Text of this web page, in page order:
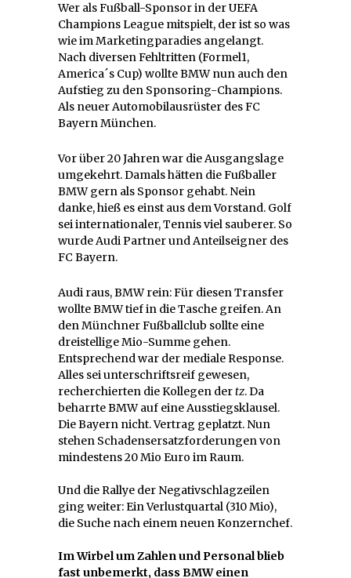
Wer als Fußball-Sponsor in der UEFA
Champions League mitspielt, der ist so was
wie im Marketingparadies angelangt.
Nach diversen Fehltritten (Formel1,
America´s Cup) wollte BMW nun auch den
Aufstieg zu den Sponsoring-Champions.
Als neuer Automobilausrüster des FC
Bayern München.
Vor über 20 Jahren war die Ausgangslage
umgekehrt. Damals hätten die Fußballer
BMW gern als Sponsor gehabt. Nein
danke, hieß es einst aus dem Vorstand. Golf
sei internationaler, Tennis viel sauberer. So
wurde Audi Partner und Anteilseigner des
FC Bayern.
Audi raus, BMW rein: Für diesen Transfer
wollte BMW tief in die Tasche greifen. An
den Münchner Fußballclub sollte eine
dreistellige Mio-Summe gehen.
Entsprechend war der mediale Response.
Alles sei unterschriftsreif gewesen,
recherchierten die Kollegen dertz. Da
beharrte BMW auf eine Ausstiegsklausel.
Die Bayern nicht. Vertrag geplatzt. Nun
stehen Schadensersatzforderungen von
mindestens 20 Mio Euro im Raum.
Und die Rallye der Negativschlagzeilen
ging weiter: Ein Verlustquartal (310 Mio),
die Suche nach einem neuen Konzernchef.
Im Wirbel um Zahlen und Personal blieb
fast unbemerkt, dass BMW einen